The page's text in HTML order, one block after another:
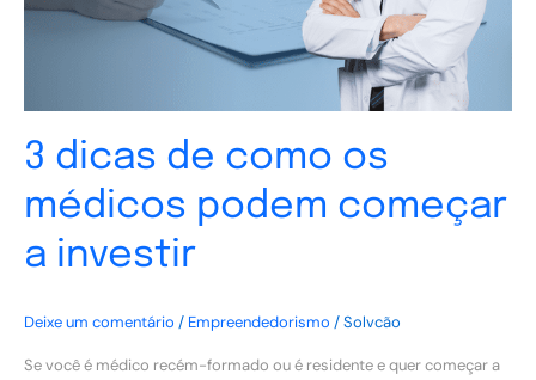
3 dicas de como os
médicos podem começar
a investir
Deixe um comentário / Empreendedorismo /Solvcão
Se você é médico recém-formado ou é residente e quer começar a
começar